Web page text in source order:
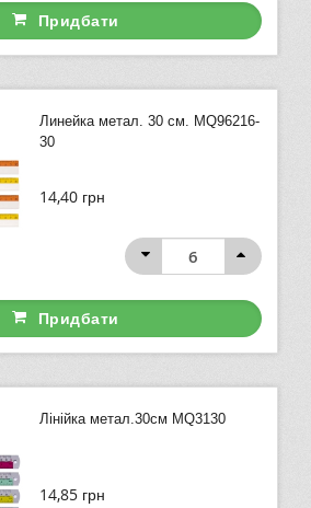
Придбати
Линейка метал. 30 см. MQ96216-
30
14,40 грн
Придбати
Лінійка метал.30см MQ3130
14,85 грн